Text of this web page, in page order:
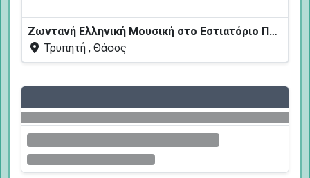
Ζωντανή Ελληνική Μουσική στο Εστιατόριο Πεύκων
Τρυπητή , Θάσος